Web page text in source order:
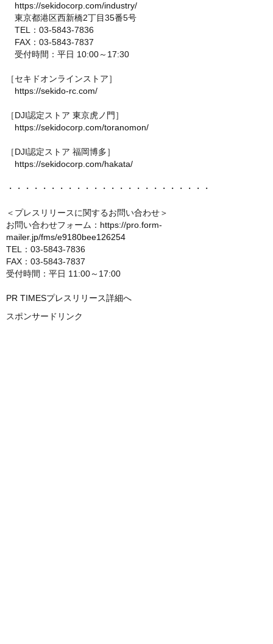
https://sekidocorp.com/industry/
東京都港区西新橋2丁目35番5号
TEL：03-5843-7836
FAX：03-5843-7837
受付時間：平日 10:00～17:30
［セキドオンラインストア］
https://sekido-rc.com/
［DJI認定ストア 東京虎ノ門］
https://sekidocorp.com/toranomon/
［DJI認定ストア 福岡博多］
https://sekidocorp.com/hakata/
・・・・・・・・・・・・・・・・・・・・・・・・
＜プレスリリースに関するお問い合わせ＞
お問い合わせフォーム： https://pro.form-
mailer.jp/fms/e9180bee126254
TEL：03-5843-7836
FAX：03-5843-7837
受付時間：平日 11:00～17:00
PR TIMESプレスリリース詳細へ
スポンサードリンク